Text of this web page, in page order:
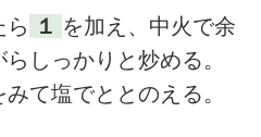
ら １ を加え、中火で余
しっかりと炒める。
て塩でととのえる。